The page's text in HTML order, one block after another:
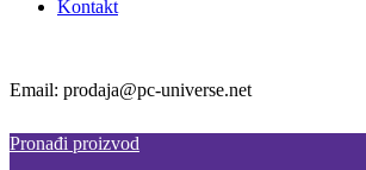
Kontakt
Email: prodaja@pc-universe.net
Pronađi proizvod